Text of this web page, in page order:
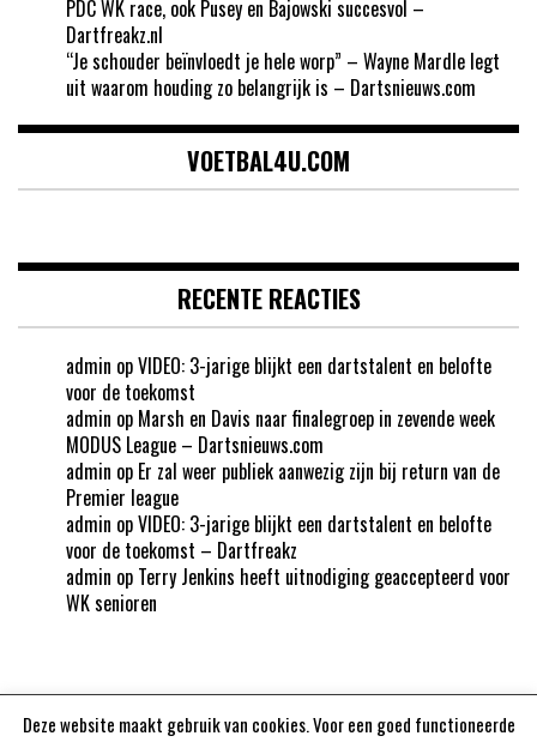
PDC WK race, ook Pusey en Bajowski succesvol –
Dartfreakz.nl
“Je schouder beïnvloedt je hele worp” – Wayne Mardle legt
uit waarom houding zo belangrijk is – Dartsnieuws.com
VOETBAL4U.COM
RECENTE REACTIES
admin opVIDEO: 3-jarige blijkt een dartstalent en belofte
voor de toekomst
admin op Marsh en Davis naar finalegroep in zevende week
MODUS League – Dartsnieuws.com
admin op Er zal weer publiek aanwezig zijn bij return van de
Premier league
admin opVIDEO: 3-jarige blijkt een dartstalent en belofte
voor de toekomst – Dartfreakz
admin op Terry Jenkins heeft uitnodiging geaccepteerd voor
WK senioren
Deze website maakt gebruik van cookies. Voor een goed functioneerde